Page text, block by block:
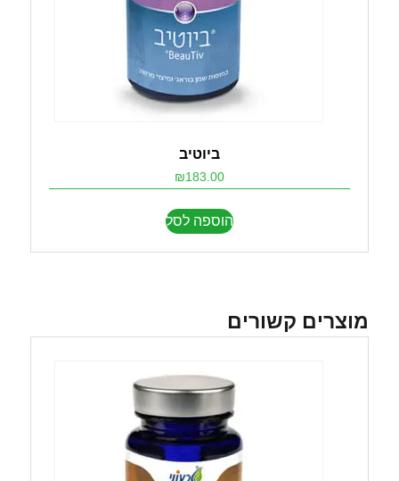
ביוטיב
₪183.00
הוספה לסל
מוצרים קשורים